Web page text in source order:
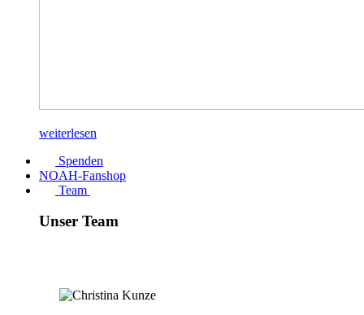
weiterlesen
Spenden
NOAH-Fanshop
Team
Unser Team